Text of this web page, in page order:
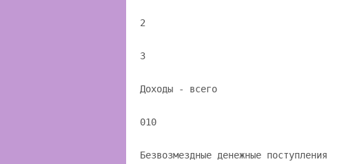
2
3
Доходы - всего
010
Безвозмездные денежные поступления